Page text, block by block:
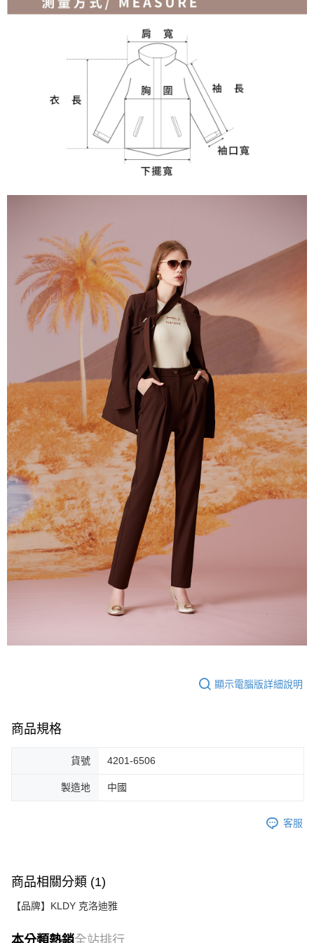
顯示電腦版詳細說明
商品規格
貨號 4201-6506
製造地 中國
客服
商品相關分類 (1)
【品牌】KLDY 克洛迪雅
本分類熱銷全站排行